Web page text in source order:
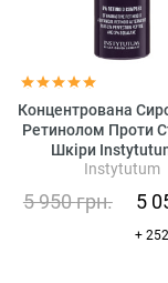
Концентрована
Ретинолом Проти
Шкіри
Superpacked X-
Instytutum
5 950грн. 5
+